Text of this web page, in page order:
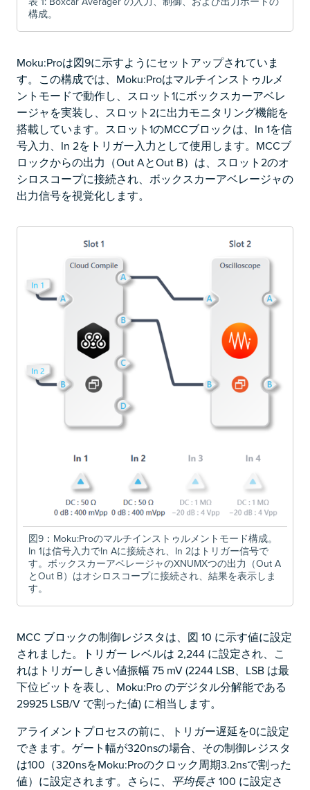
構成。
Moku:Proは図9に示すようにセットアップされていま
す。この構成では、Moku:Proはマルチインストゥルメ
ントモードで動作し、スロット1にボックスカーアベレ
ージャを実装し、スロット2に出力モニタリング機能を
搭載しています。スロット1のMCCブロックは、In 1を信
号入力、In 2をトリガー入力として使用します。MCCブ
ロックからの出力（Out AとOut B）は、スロット2のオ
シロスコープに接続され、ボックスカーアベレージャの
出力信号を視覚化します。
図9：Moku:Proのマルチインストゥルメントモード構成。
In 1は信号入力でIn Aに接続され、In 2はトリガー信号で
す。ボックスカーアベレージャのXNUMXつの出力（Out A
とOut B）はオシロスコープに接続され、結果を表示しま
す。
MCC ブロックの制御レジスタは、図 10 に示す値に設定
されました。トリガー レベルは 2,244 に設定され、こ
れはトリガーしきい値振幅 75 mV (2244 LSB、LSB は最
下位ビットを表し、Moku:Pro のデジタル分解能である
29925 LSB/V で割った値) に相当します。
アライメントプロセスの前に、トリガー遅延を0に設定
できます。ゲート幅が320nsの場合、その制御レジスタ
は100（320nsをMoku:Proのクロック周期3.2nsで割った
値）に設定されます。さらに、
平均長さ 100 に設定さ